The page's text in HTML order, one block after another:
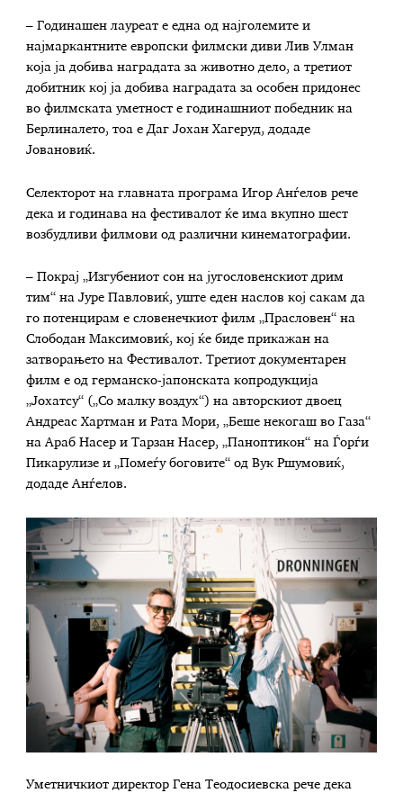
– Годинашен лауреат е една од најголемите и
најмаркантните европски филмски диви Лив Улман
која ја добива наградата за животно дело, а третиот
добитник кој ја добива наградата за особен придонес
во филмската уметност е годинашниот победник на
Берлиналето, тоа е Даг Јохан Хагеруд, додаде
Јовановиќ.
Селекторот на главната програма Игор Анѓелов рече
дека и годинава на фестивалот ќе има вкупно шест
возбудливи филмови од различни кинематографии.
– Покрај „Изгубениот сон на југословенскиот дрим
тим“ на Јуре Павловиќ, уште еден наслов кој сакам да
го потенцирам е словенечкиот филм „Прасловен“ на
Слободан Максимовиќ, кој ќе биде прикажан на
затворањето на Фестивалот. Третиот документарен
филм е од германско-јапонската копродукција
„Јохатсу“ („Со малку воздух“) на авторскиот двоец
Андреас Хартман и Рата Мори, „Беше некогаш во Газа“
на Араб Насер и Тарзан Насер, „Паноптикон“ на Ѓорѓи
Пикарулизе и „Помеѓу боговите“ од Вук Ршумовиќ,
додаде Анѓелов.
Уметничкиот директор Гена Теодосиевска рече дека